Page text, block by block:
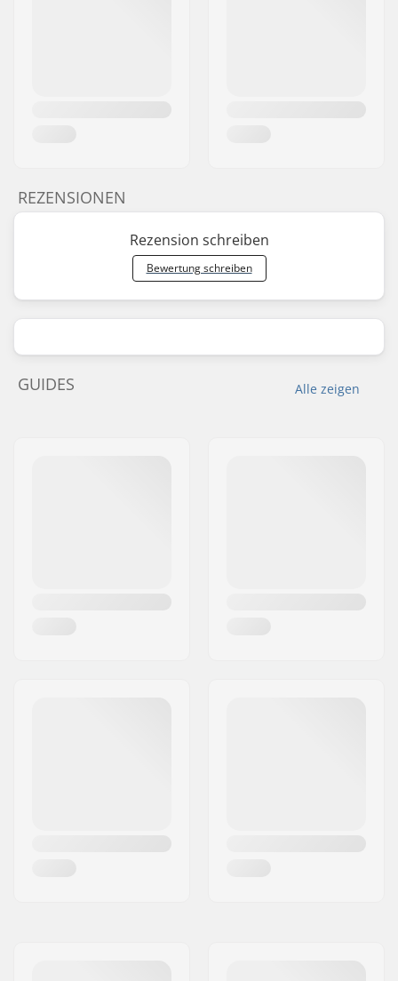
REZENSIONEN
Rezension schreiben
Bewertung schreiben
Alle zeigen
GUIDES